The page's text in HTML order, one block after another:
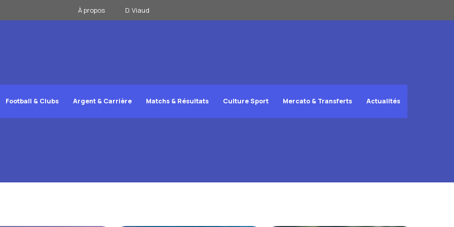
À propos D. Viaud
Football & Clubs Argent & Carrière Matchs & Résultats Culture Sport Mercato & Transferts Actualités